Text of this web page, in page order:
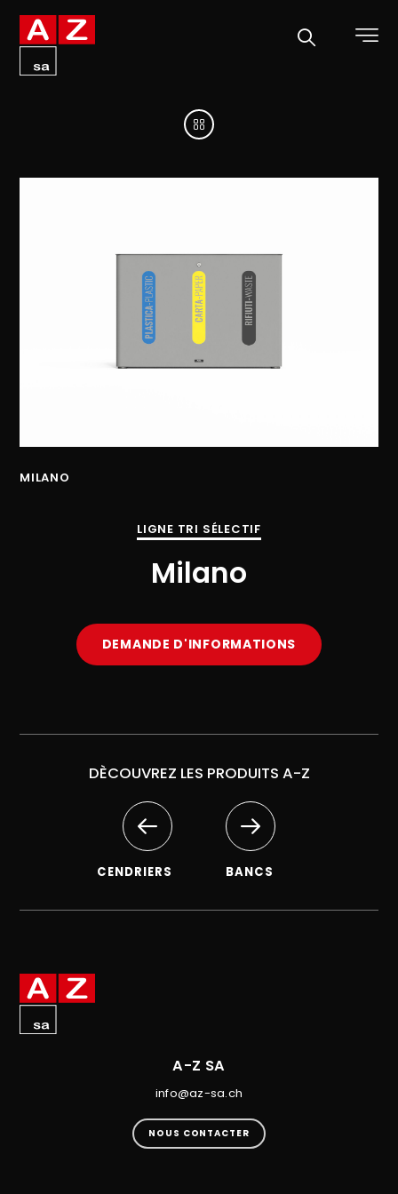
MILANO
LIGNE TRI SÉLECTIF
Milano
DEMANDE D'INFORMATIONS
DÈCOUVREZ LES PRODUITS A-Z
CENDRIERS BANCS
A-Z SA
info@az-sa.ch
NOUS CONTACTER